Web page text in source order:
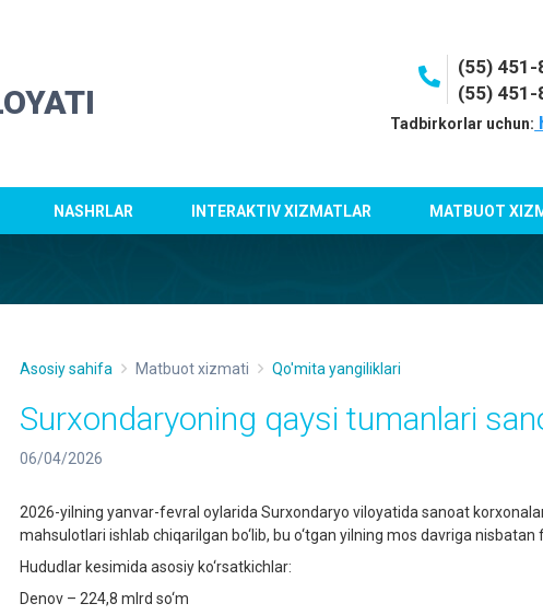
(55) 451-
(55) 451-
Tadbirkorlar uchun:
NASHRLAR INTERAKTIV XIZMATLAR MATBUOT
Asosiy sahifa Matbuot xizmati Qo'mita yangiliklari
Surxondaryoning qaysi tumanlari
06/04/2026
2026-yilning yanvar-fevral oylarida Surxondaryo viloyatida sanoat
mahsulotlari ishlab chiqarilgan bo‘lib, bu o‘tgan yilning mos davriga nisbatan
Hududlar kesimida asosiy ko‘rsatkichlar:
Denov – 224,8 mlrd so‘m